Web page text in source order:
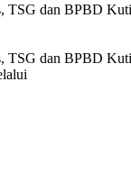
TSG dan BPBD
TSG dan BPBD